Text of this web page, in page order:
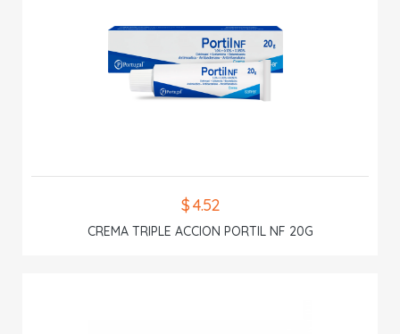
$ 4.52
CREMA TRIPLE ACCION PORTIL NF 20G